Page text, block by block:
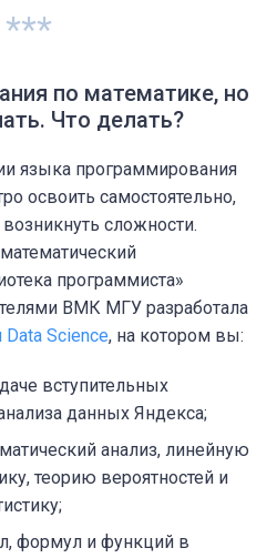
***
по математике, но
Что делать?
языка программирования
освоить самостоятельно,
сложности.
программиста»
ВМК МГУ разработала
Science, на котором вы:
вступительных
данных Яндекса;
анализ, линейную
теорию вероятностей и
формул и функций в